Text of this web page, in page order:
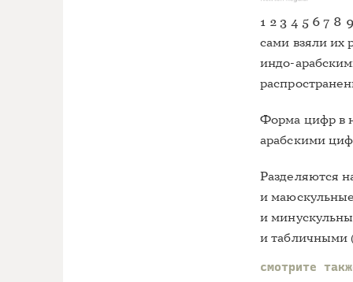
1 2 3 4 5 6 7 8
сами взяли их
индо-
Форма цифр в
арабскими
Разделяются
и
и
и
смотрите